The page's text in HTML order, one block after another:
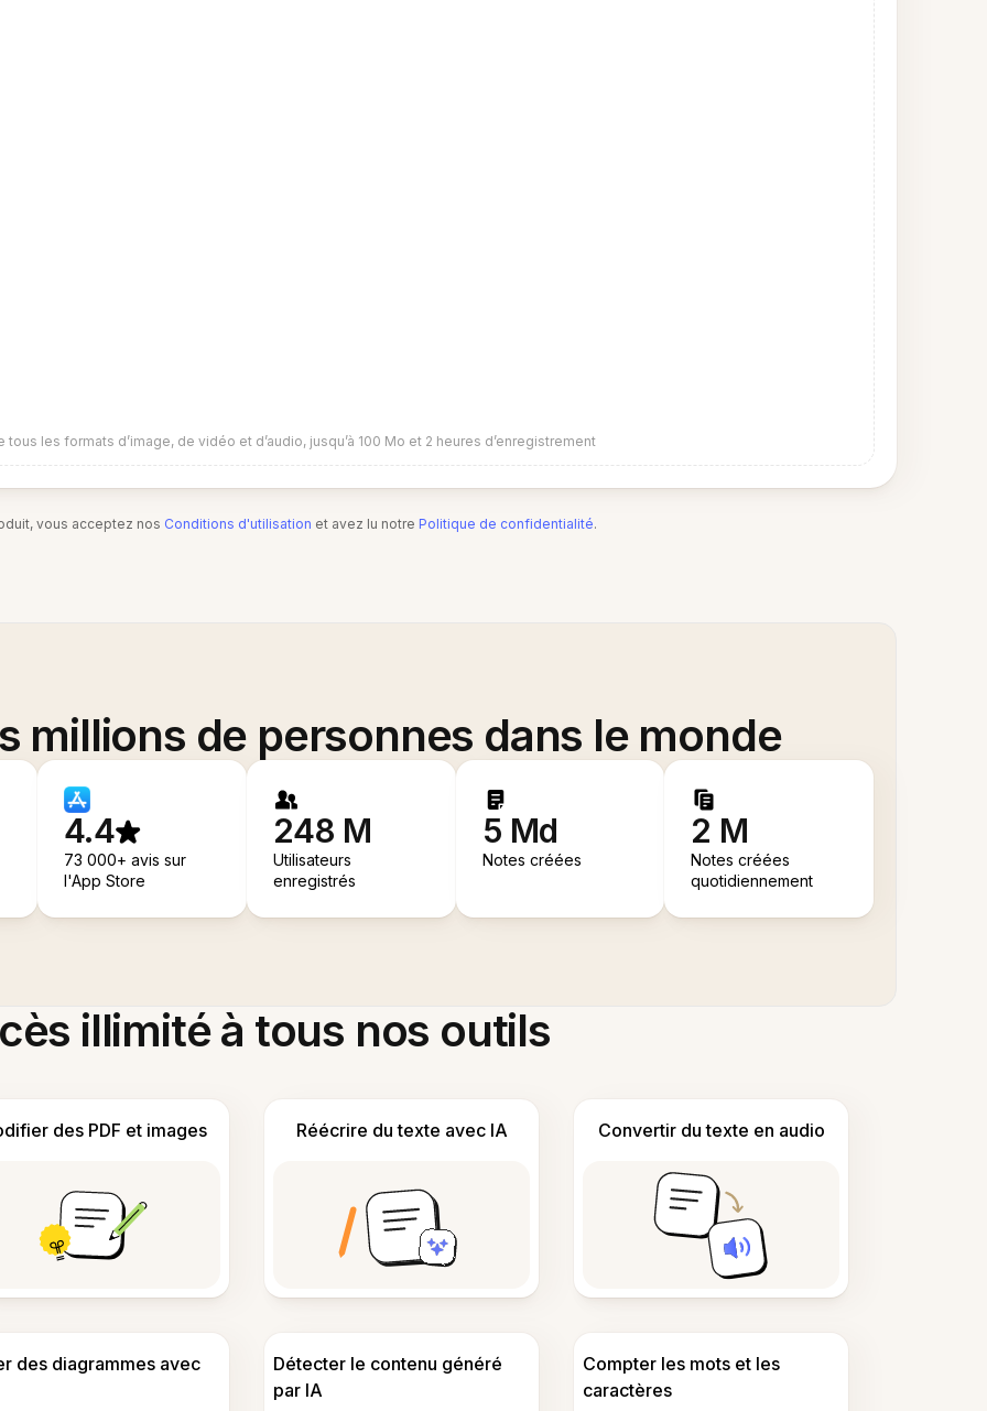
tous les formats d’image, de vidéo et d’audio, jusqu’à 100 Mo et 2 heures d’enregistrement
vous acceptez nos Conditions d'utilisation et avez lu notre Politique de confidentialité.
millions de personnes dans le monde
4.4
73 000+ avis sur
l'App Store
248 M
Utilisateurs
enregistrés
5 Md
Notes créées
2 M
Notes créées
quotidiennement
illimité à tous nos outils
des PDF et images Réécrire du texte avec IA Convertir du texte en audio
des diagrammes avec
Détecter le contenu généré
par IA
Compter les mots et les
caractères